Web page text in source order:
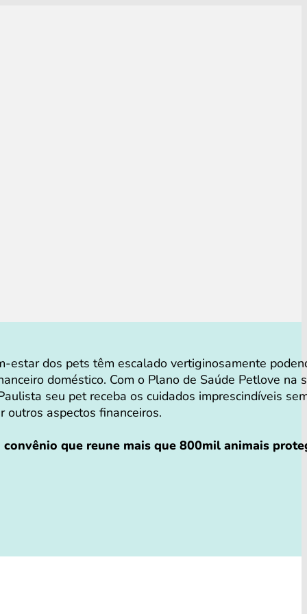
estar dos pets têm escalado vertiginosamente
doméstico. Com o Plano de Saúde Petlove na
seu pet receba os cuidados imprescindíveis
outros aspectos financeiros.
que reune mais que 800mil animais